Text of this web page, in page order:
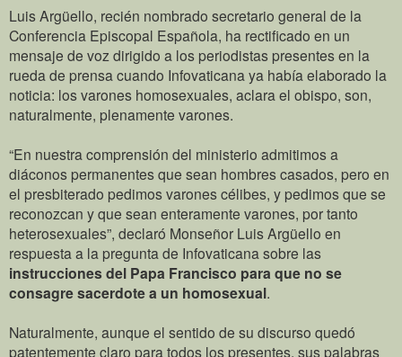
Luis Argüello, recién nombrado secretario general de la
Conferencia Episcopal Española, ha rectificado en un
mensaje de voz dirigido a los periodistas presentes en la
rueda de prensa cuando Infovaticana ya había elaborado la
noticia: los varones homosexuales, aclara el obispo, son,
naturalmente, plenamente varones.
“En nuestra comprensión del ministerio admitimos a
diáconos permanentes que sean hombres casados, pero en
el presbiterado pedimos varones célibes, y pedimos que se
reconozcan y que sean enteramente varones, por tanto
heterosexuales”, declaró Monseñor Luis Argüello en
respuesta a la pregunta de Infovaticana sobre las
instrucciones del Papa Francisco para que no se
consagre sacerdote a un homosexual.
Naturalmente, aunque el sentido de su discurso quedó
patentemente claro para todos los presentes, sus palabras